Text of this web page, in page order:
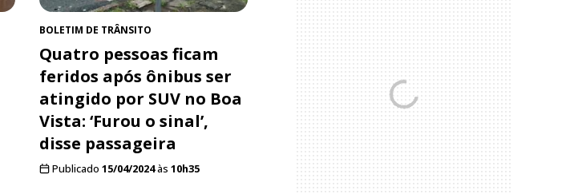
BOLETIM DE TRÂNSITO
Quatro pessoas ficam
feridos após ônibus ser
atingido por SUV no Boa
Vista: ‘Furou o sinal’,
disse passageira
Publicado 15/04/2024às 10h35